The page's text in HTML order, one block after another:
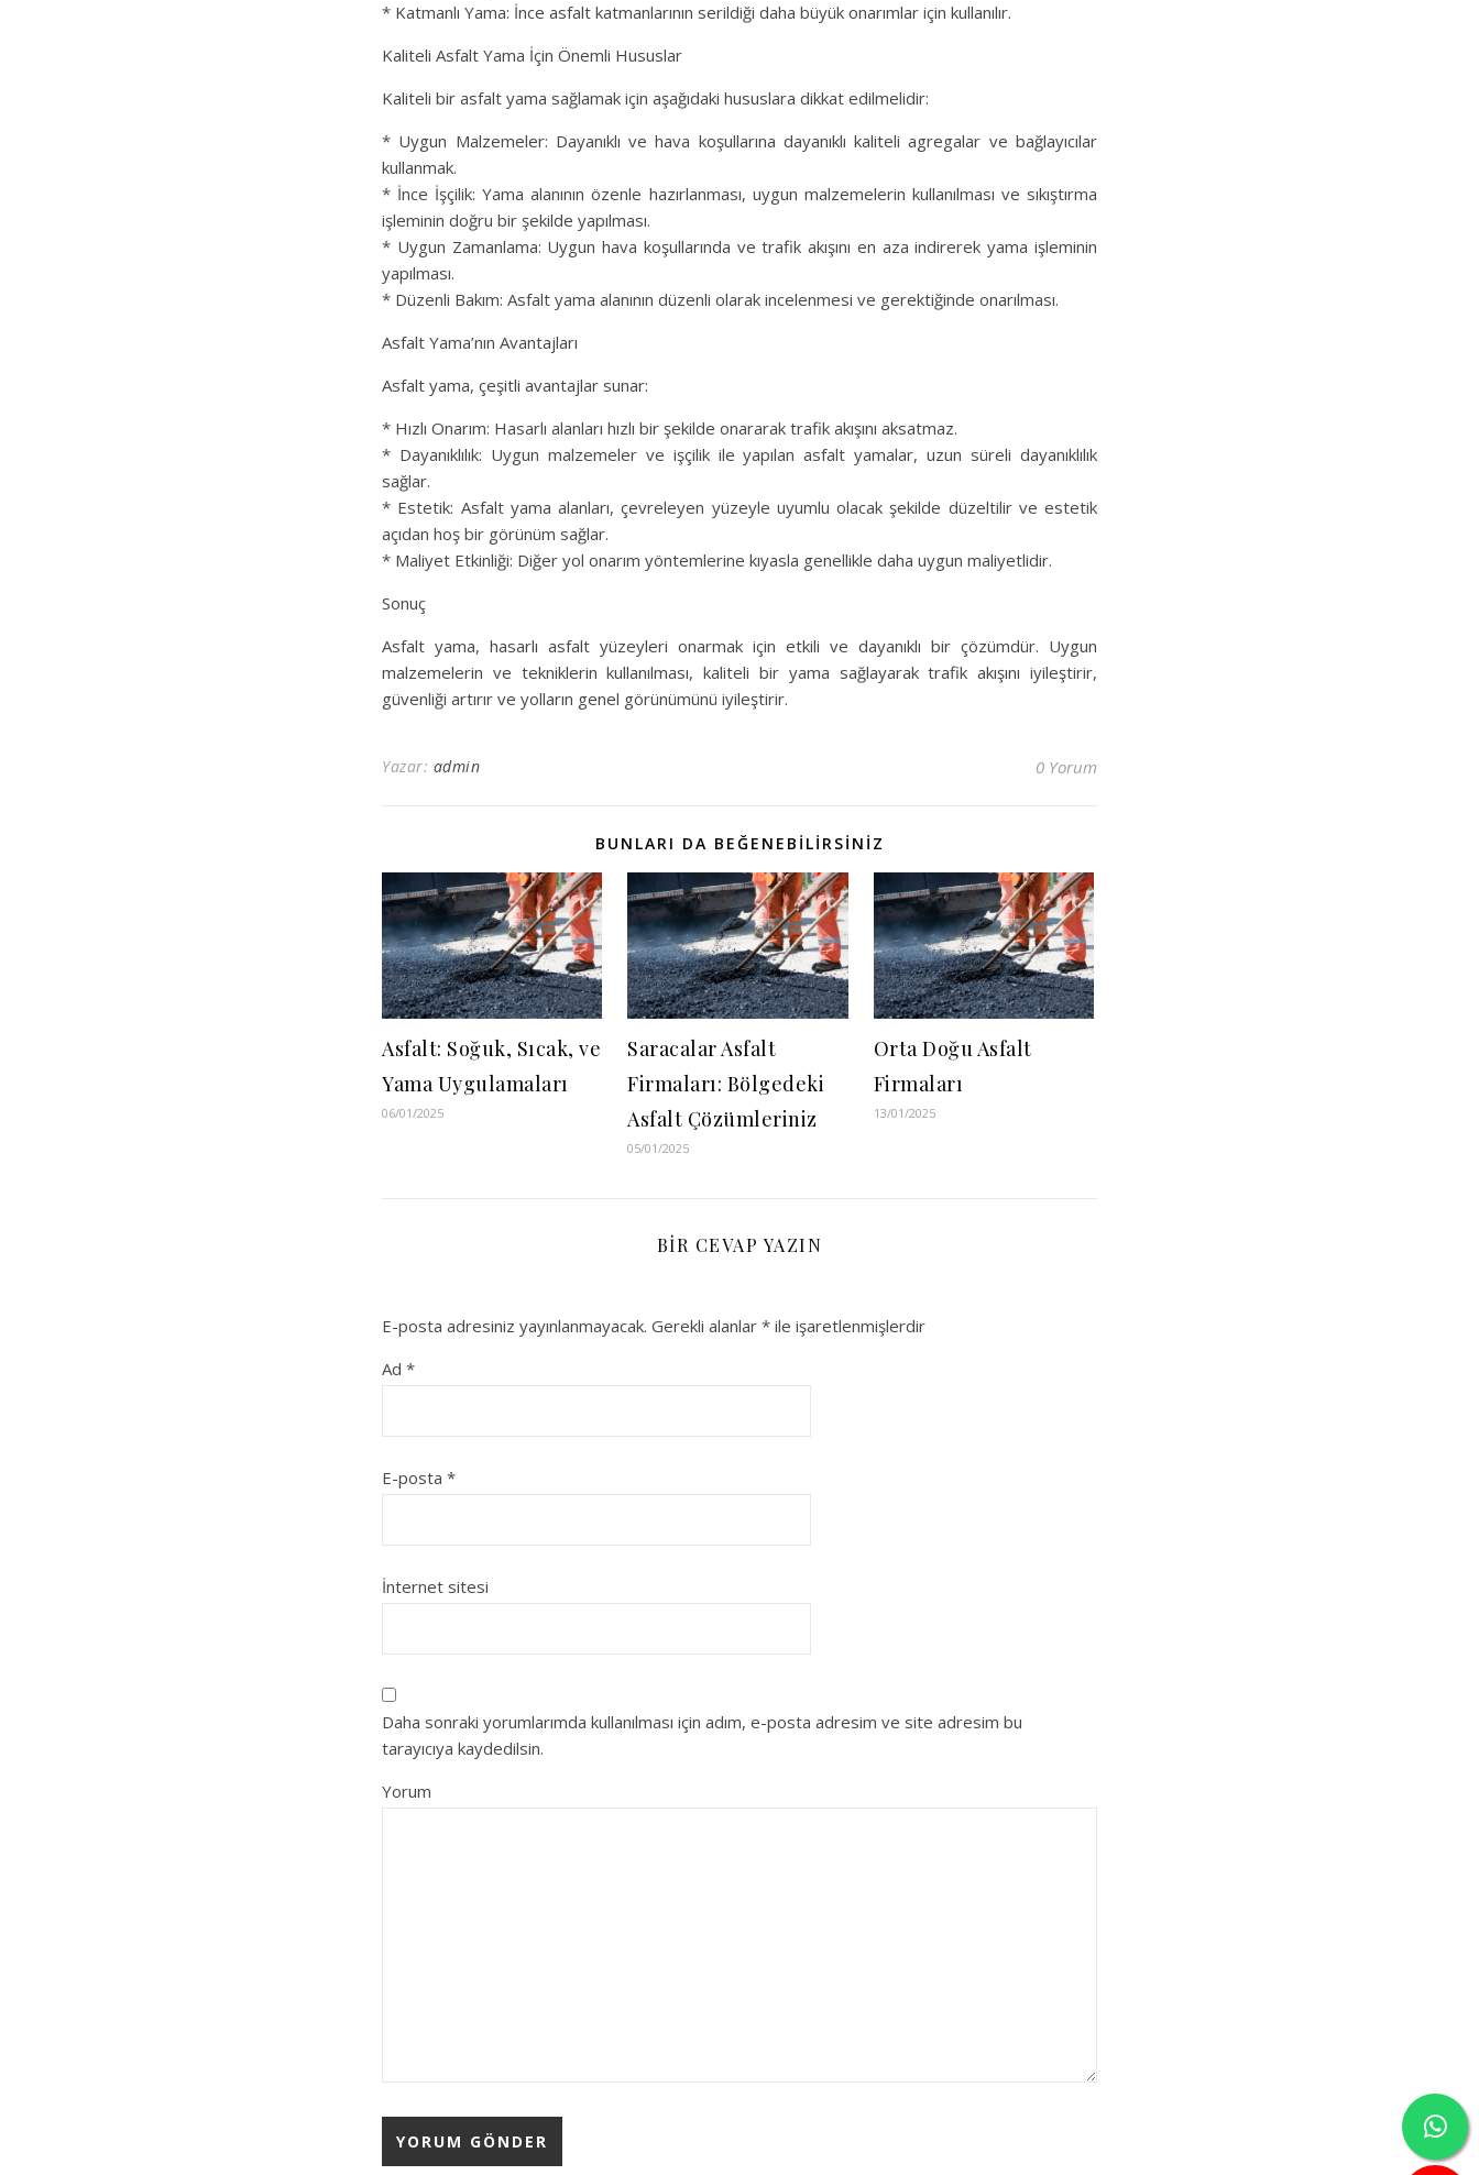
* Katmanlı Yama: İnce asfalt katmanlarının serildiği daha büyük onarımlar için kullanılır.
Kaliteli Asfalt Yama İçin Önemli Hususlar
Kaliteli bir asfalt yama sağlamak için aşağıdaki hususlara dikkat edilmelidir:
* Uygun Malzemeler: Dayanıklı ve hava koşullarına dayanıklı kaliteli agregalar ve bağlayıcılar
kullanmak.
* İnce İşçilik: Yama alanının özenle hazırlanması, uygun malzemelerin kullanılması ve sıkıştırma
işleminin doğru bir şekilde yapılması.
* Uygun Zamanlama: Uygun hava koşullarında ve trafik akışını en aza indirerek yama işleminin
yapılması.
* Düzenli Bakım: Asfalt yama alanının düzenli olarak incelenmesi ve gerektiğinde onarılması.
Asfalt Yama’nın Avantajları
Asfalt yama, çeşitli avantajlar sunar:
* Hızlı Onarım: Hasarlı alanları hızlı bir şekilde onararak trafik akışını aksatmaz.
* Dayanıklılık: Uygun malzemeler ve işçilik ile yapılan asfalt yamalar, uzun süreli dayanıklılık
sağlar.
* Estetik: Asfalt yama alanları, çevreleyen yüzeyle uyumlu olacak şekilde düzeltilir ve estetik
açıdan hoş bir görünüm sağlar.
* Maliyet Etkinliği: Diğer yol onarım yöntemlerine kıyasla genellikle daha uygun maliyetlidir.
Sonuç
Asfalt yama, hasarlı asfalt yüzeyleri onarmak için etkili ve dayanıklı bir çözümdür. Uygun
malzemelerin ve tekniklerin kullanılması, kaliteli bir yama sağlayarak trafik akışını iyileştirir,
güvenliği artırır ve yolların genel görünümünü iyileştirir.
Yazar: admin 0 Yorum
BUNLARI DA BEĞENEBILIRSINIZ
Asfalt: Soğuk, Sıcak, ve
Yama Uygulamaları
06/01/2025
Saracalar Asfalt
Firmaları: Bölgedeki
Asfalt Çözümleriniz
05/01/2025
Orta Doğu Asfalt
Firmaları
13/01/2025
BIR CEVAP YAZIN
E-posta adresiniz yayınlanmayacak. Gerekli alanlar * ile işaretlenmişlerdir
Ad *
E-posta *
İnternet sitesi
Daha sonraki yorumlarımda kullanılması için adım, e-posta adresim ve site adresim bu
tarayıcıya kaydedilsin.
Yorum